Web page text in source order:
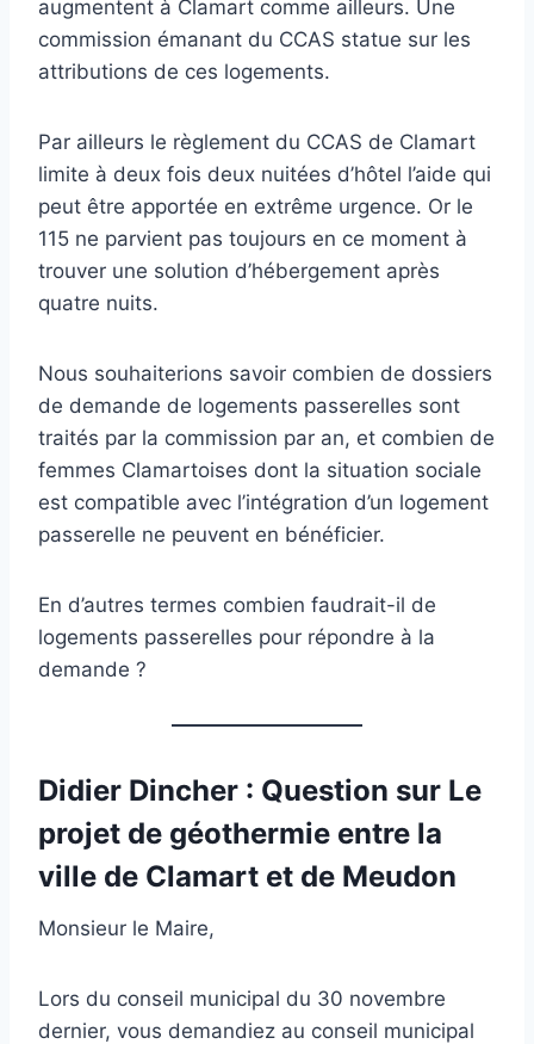
augmentent à Clamart comme ailleurs. Une
commission émanant du CCAS statue sur les
attributions de ces logements.
Par ailleurs le règlement du CCAS de Clamart
limite à deux fois deux nuitées d’hôtel l’aide qui
peut être apportée en extrême urgence. Or le
115 ne parvient pas toujours en ce moment à
trouver une solution d’hébergement après
quatre nuits.
Nous souhaiterions savoir combien de dossiers
de demande de logements passerelles sont
traités par la commission par an, et combien de
femmes Clamartoises dont la situation sociale
est compatible avec l’intégration d’un logement
passerelle ne peuvent en bénéficier.
En d’autres termes combien faudrait-il de
logements passerelles pour répondre à la
demande ?
Didier Dincher : Question sur Le
projet de géothermie entre la
ville de Clamart et de Meudon
Monsieur le Maire,
Lors du conseil municipal du 30 novembre
dernier, vous demandiez au conseil municipal